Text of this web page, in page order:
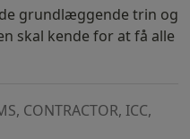
grundlæggende trin og
skal kende for at få alle
CONTRACTOR, ICC,